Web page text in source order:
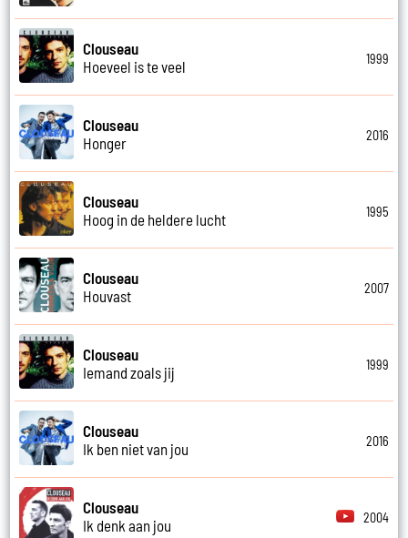
Clouseau
Hoeveel is te veel
1999
Clouseau
Honger
2016
Clouseau
Hoog in de heldere lucht
1995
Clouseau
Houvast
2007
Clouseau
Iemand zoals jij
1999
Clouseau
Ik ben niet van jou
2016
Clouseau
Ik denk aan jou
2004